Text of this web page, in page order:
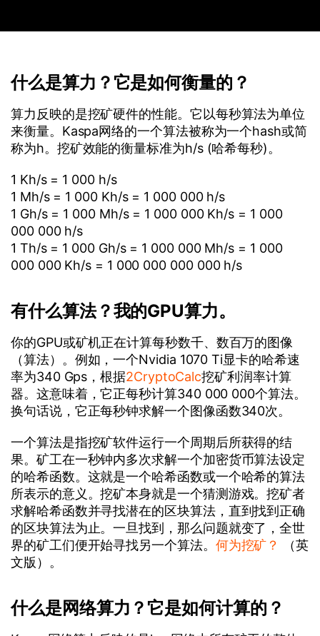
什么是算力？它是如何衡量的？
算力反映的是挖矿硬件的性能。它以每秒算法为单位
来衡量。Kaspa网络的一个算法被称为一个hash或简
称为h。挖矿效能的衡量标准为h/s (哈希每秒)。
1 Kh/s = 1 000 h/s
1 Mh/s = 1 000 Kh/s = 1 000 000 h/s
1 Gh/s = 1 000 Mh/s = 1 000 000 Kh/s = 1 000
000 000 h/s
1 Th/s = 1 000 Gh/s = 1 000 000 Mh/s = 1 000
000 000 Kh/s = 1 000 000 000 000 h/s
有什么算法？我的GPU算力。
你的GPU或矿机正在计算每秒数千、数百万的图像
（算法）。例如，一个Nvidia 1070 Ti显卡的哈希速
率为340 Gps，根据2CryptoCalc挖矿利润率计算
器。这意味着，它正每秒计算340 000 000个算法。
换句话说，它正每秒钟求解一个图像函数340次。
一个算法是指挖矿软件运行一个周期后所获得的结
果。矿工在一秒钟内多次求解一个加密货币算法设定
的哈希函数。这就是一个哈希函数或一个哈希的算法
所表示的意义。挖矿本身就是一个猜测游戏。挖矿者
求解哈希函数并寻找潜在的区块算法，直到找到正确
的区块算法为止。一旦找到，那么问题就变了，全世
界的矿工们便开始寻找另一个算法。 何为挖矿？
（英
文版）。
什么是网络算力？它是如何计算的？